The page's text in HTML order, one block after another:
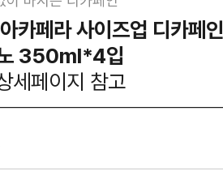
카페라 사이즈업 디카페인
350ml*4입
세페이지 참고